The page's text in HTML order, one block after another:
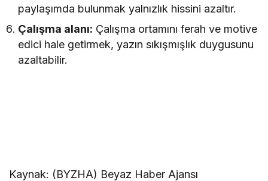
paylaşımda bulunmak yalnızlık hissini azaltır.
Çalışma alanı: Çalışma ortamını ferah ve motive
edici hale getirmek, yazın sıkışmışlık duygusunu
azaltabilir.
Kaynak: (BYZHA) Beyaz Haber Ajansı